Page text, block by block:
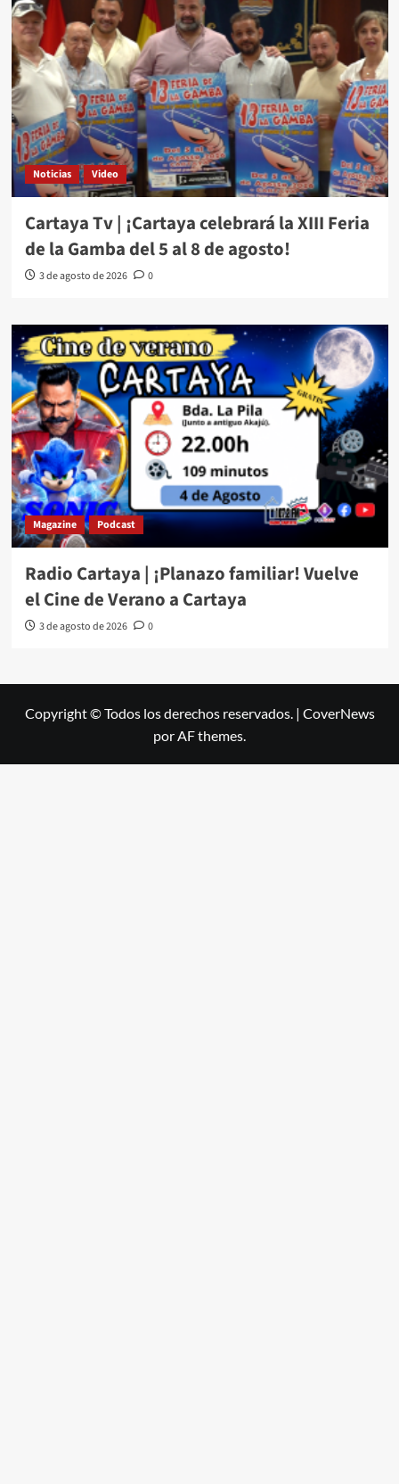
Noticias Video
Cartaya Tv | ¡Cartaya celebrará la XIII Feria
de la Gamba del 5 al 8 de agosto!
3 de agosto de 2026 0
Magazine Podcast
Radio Cartaya | ¡Planazo familiar! Vuelve
el Cine de Verano a Cartaya
3 de agosto de 2026 0
Copyright © Todos los derechos reservados. | CoverNews
por AF themes.